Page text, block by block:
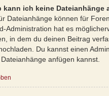
kann ich keine Dateianhänge
Dateianhänge können für
Administration hat es
in dem du deinen Beitrag
Du kannst einen
anfügen kannst.